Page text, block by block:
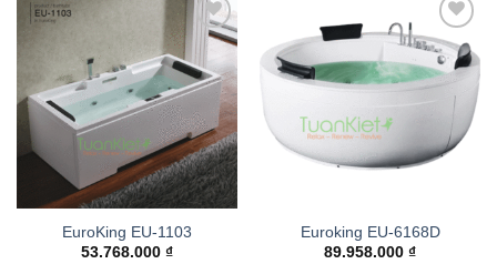
Add to
wishlist
EuroKing EU-1103
53.768.000 ₫
Add to
wishlist
Euroking EU-6168D
89.958.000 ₫